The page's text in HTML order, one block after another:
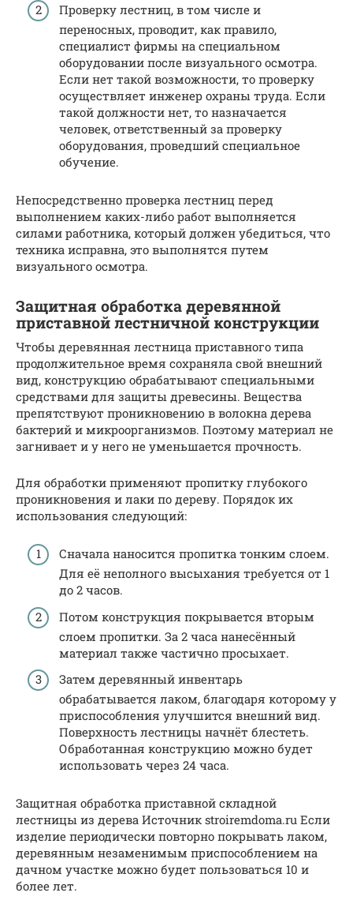
Проверку лестниц, в том числе и
переносных, проводит, как правило,
специалист фирмы на специальном
оборудовании после визуального осмотра.
Если нет такой возможности, то проверку
осуществляет инженер охраны труда. Если
такой должности нет, то назначается
человек, ответственный за проверку
оборудования, проведший специальное
обучение.
Непосредственно проверка лестниц перед
выполнением каких-либо работ выполняется
силами работника, который должен убедиться, что
техника исправна, это выполнятся путем
визуального осмотра.
Защитная обработка деревянной
приставной лестничной конструкции
Чтобы деревянная лестница приставного типа
продолжительное время сохраняла свой внешний
вид, конструкцию обрабатывают специальными
средствами для защиты древесины. Вещества
препятствуют проникновению в волокна дерева
бактерий и микроорганизмов. Поэтому материал не
загнивает и у него не уменьшается прочность.
Для обработки применяют пропитку глубокого
проникновения и лаки по дереву. Порядок их
использования следующий:
Сначала наносится пропитка тонким слоем.
Для её неполного высыхания требуется от 1
до 2 часов.
Потом конструкция покрывается вторым
слоем пропитки. За 2 часа нанесённый
материал также частично просыхает.
Затем деревянный инвентарь
обрабатывается лаком, благодаря которому у
приспособления улучшится внешний вид.
Поверхность лестницы начнёт блестеть.
Обработанная конструкцию можно будет
использовать через 24 часа.
Защитная обработка приставной складной
лестницы из дерева Источник stroiremdoma.ru Если
изделие периодически повторно покрывать лаком,
деревянным незаменимым приспособлением на
дачном участке можно будет пользоваться 10 и
более лет.